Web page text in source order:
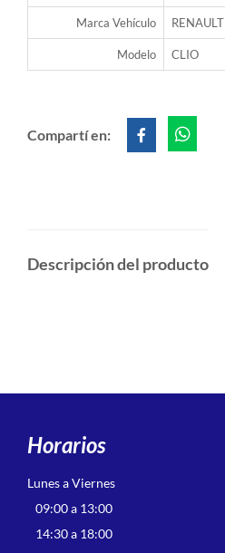
Marca Vehículo RENAULT
Modelo CLIO
Compartí en:
Descripción del producto
Horarios
Lunes a Viernes
09:00 a 13:00
14:30 a 18:00